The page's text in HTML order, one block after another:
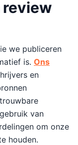
we publiceren
is. Ons
en
van
om onze
houden.